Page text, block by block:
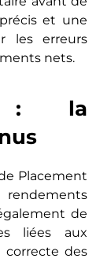
et une
les erreurs
nets.
: la
Placement
rendements
de
liées aux
correcte des